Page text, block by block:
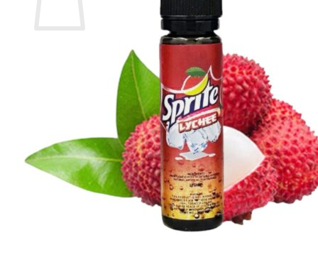
お買い物カゴに商品がありません。